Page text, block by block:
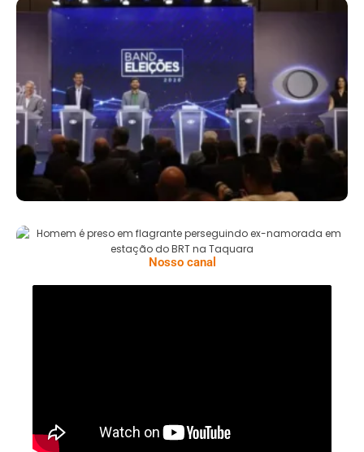
Debate Eleições RJ: Segurança Pública Em
Foco, Paes Ausente E Críticas À Gestão
Atual
Homem É Preso Em Flagrante Perseguindo
Taquara
Nosso canal